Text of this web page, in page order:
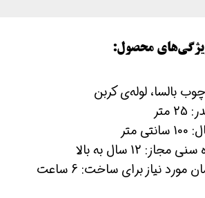
محصول:
بالسا، لوله‌ی کربن
متر
12 سال به بالا
نیاز برای ساخت: 6 ساعت